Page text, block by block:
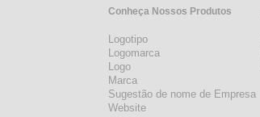
Conheça Nossos Produtos
Logotipo
Logomarca
Logo
Marca
Sugestão de nome de Empresa
Website